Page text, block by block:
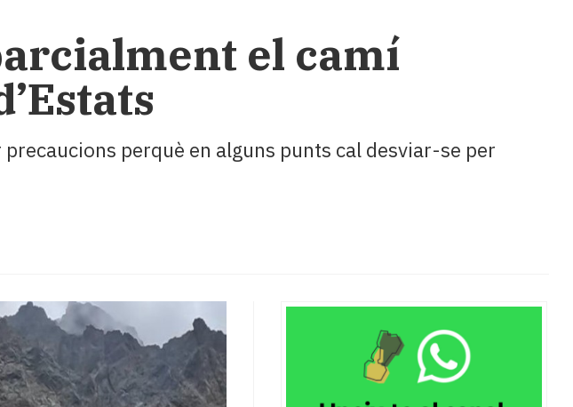
el camí
perquè en alguns punts cal desviar-se per